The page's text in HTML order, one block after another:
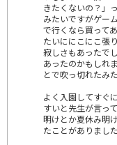
きたくないの？」
みたいですがゲー
で行くなら買って
たいににこにこ張
寂しさもあったで
あったのかもしれ
とで吹っ切れたみ
よく入園してすぐ
すいと先生が言っ
明けとか夏休み明
たことがありまし